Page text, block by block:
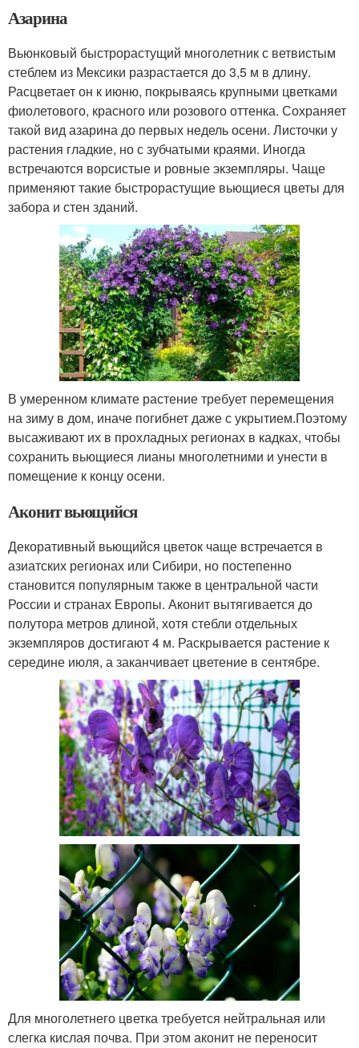
Азарина
Вьюнковый быстрорастущий многолетник с ветвистым
стеблем из Мексики разрастается до 3,5 м в длину.
Расцветает он к июню, покрываясь крупными цветками
фиолетового, красного или розового оттенка. Сохраняет
такой вид азарина до первых недель осени. Листочки у
растения гладкие, но с зубчатыми краями. Иногда
встречаются ворсистые и ровные экземпляры. Чаще
применяют такие быстрорастущие вьющиеся цветы для
забора и стен зданий.
В умеренном климате растение требует перемещения
на зиму в дом, иначе погибнет даже с укрытием.Поэтому
высаживают их в прохладных регионах в кадках, чтобы
сохранить вьющиеся лианы многолетними и унести в
помещение к концу осени.
Аконит вьющийся
Декоративный вьющийся цветок чаще встречается в
азиатских регионах или Сибири, но постепенно
становится популярным также в центральной части
России и странах Европы. Аконит вытягивается до
полутора метров длиной, хотя стебли отдельных
экземпляров достигают 4 м. Раскрывается растение к
середине июля, а заканчивает цветение в сентябре.
Для многолетнего цветка требуется нейтральная или
слегка кислая почва. При этом аконит не переносит